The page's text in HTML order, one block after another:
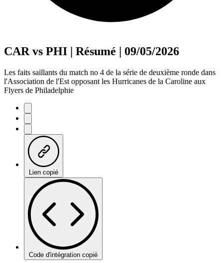
CAR vs PHI | Résumé | 09/05/2026
Les faits saillants du match no 4 de la série de deuxième ronde dans
l'Association de l'Est opposant les Hurricanes de la Caroline aux
Flyers de Philadelphie
Lien copié
Code d'intégration copié